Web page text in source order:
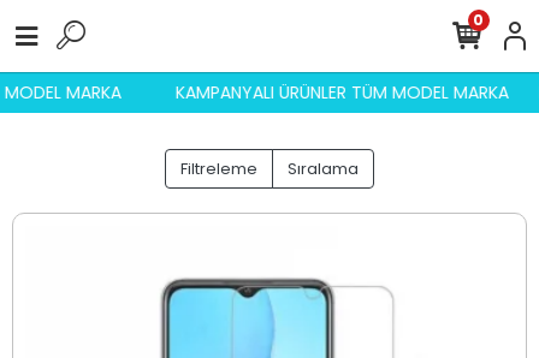
MODEL MARKA KAMPANYALI ÜRÜNLER TÜM MODEL MARKA
0
Filtreleme Sıralama